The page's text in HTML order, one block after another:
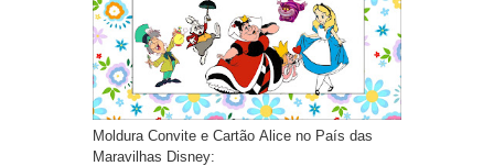
Moldura Convite e Cartão Alice no País das
Maravilhas Disney: